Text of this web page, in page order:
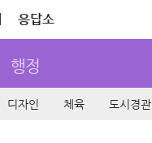
응답소
행정
디자인 체육 도시경관